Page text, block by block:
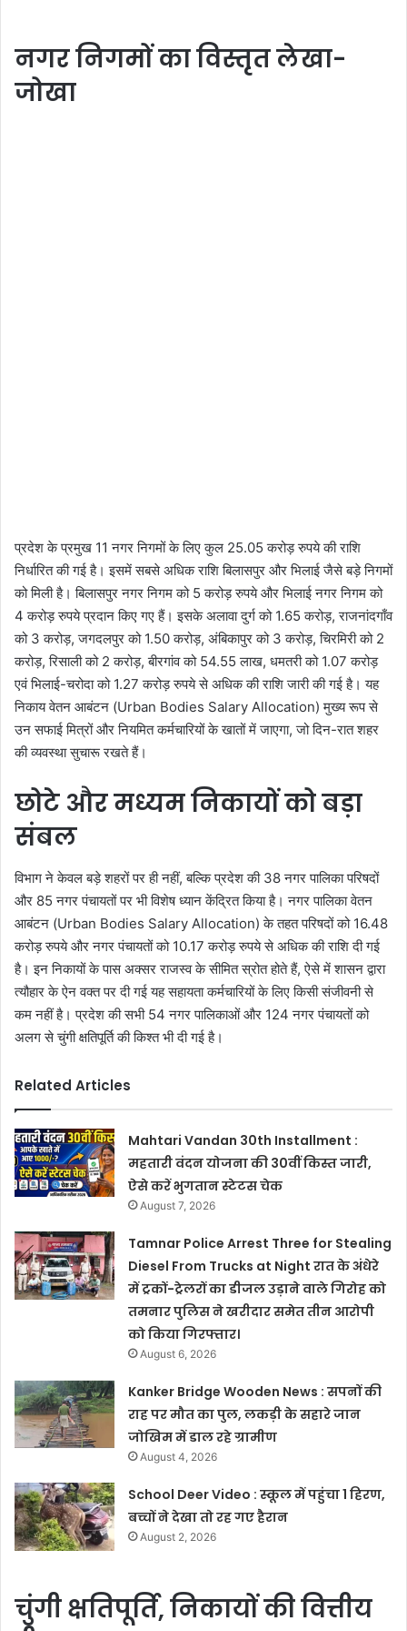
नगर निगमों का विस्तृत लेखा-
जोखा
प्रदेश के प्रमुख 11 नगर निगमों के लिए कुल 25.05 करोड़ रुपये की राशि
निर्धारित की गई है। इसमें सबसे अधिक राशि बिलासपुर और भिलाई जैसे बड़े निगमों
को मिली है। बिलासपुर नगर निगम को 5 करोड़ रुपये और भिलाई नगर निगम को
4 करोड़ रुपये प्रदान किए गए हैं। इसके अलावा दुर्ग को 1.65 करोड़, राजनांदगाँव
को 3 करोड़, जगदलपुर को 1.50 करोड़, अंबिकापुर को 3 करोड़, चिरमिरी को 2
करोड़, रिसाली को 2 करोड़, बीरगांव को 54.55 लाख, धमतरी को 1.07 करोड़
एवं भिलाई-चरोदा को 1.27 करोड़ रुपये से अधिक की राशि जारी की गई है। यह
निकाय वेतन आबंटन (Urban Bodies Salary Allocation) मुख्य रूप से
उन सफाई मित्रों और नियमित कर्मचारियों के खातों में जाएगा, जो दिन-रात शहर
की व्यवस्था सुचारू रखते हैं।
छोटे और मध्यम निकायों को बड़ा
संबल
विभाग ने केवल बड़े शहरों पर ही नहीं, बल्कि प्रदेश की 38 नगर पालिका परिषदों
और 85 नगर पंचायतों पर भी विशेष ध्यान केंद्रित किया है। नगर पालिका वेतन
आबंटन (Urban Bodies Salary Allocation) के तहत परिषदों को 16.48
करोड़ रुपये और नगर पंचायतों को 10.17 करोड़ रुपये से अधिक की राशि दी गई
है। इन निकायों के पास अक्सर राजस्व के सीमित स्रोत होते हैं, ऐसे में शासन द्वारा
त्यौहार के ऐन वक्त पर दी गई यह सहायता कर्मचारियों के लिए किसी संजीवनी से
कम नहीं है। प्रदेश की सभी 54 नगर पालिकाओं और 124 नगर पंचायतों को
अलग से चुंगी क्षतिपूर्ति की किश्त भी दी गई है।
Related Articles
Mahtari Vandan 30th Installment :
महतारी वंदन योजना की 30वीं किस्त जारी,
ऐसे करें भुगतान स्टेटस चेक
August 7, 2026
Tamnar Police Arrest Three for Stealing
Diesel From Trucks at Night रात के अंधेरे
में ट्रकों-ट्रेलरों का डीजल उड़ाने वाले गिरोह को
तमनार पुलिस ने खरीदार समेत तीन आरोपी
को किया गिरफ्तार।
August 6, 2026
Kanker Bridge Wooden News : सपनों की
राह पर मौत का पुल, लकड़ी के सहारे जान
जोखिम में डाल रहे ग्रामीण
August 4, 2026
School Deer Video : स्कूल में पहुंचा 1 हिरण,
बच्चों ने देखा तो रह गए हैरान
August 2, 2026
चुंगी क्षतिपूर्ति, निकायों की वित्तीय